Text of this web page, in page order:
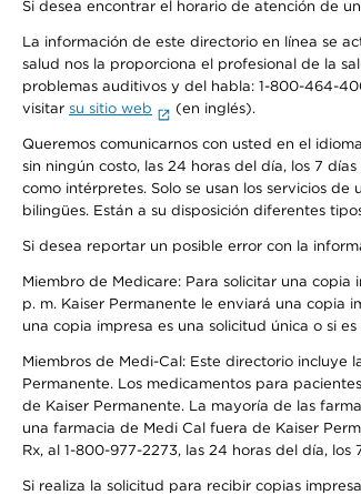
Si desea encontrar el horario de atención de
La información de este directorio en línea se
salud nos la proporciona el profesional de la
problemas auditivos y del habla: 1-800-464-
visitar su sitio web (en inglés).
Queremos comunicarnos con usted en el
sin ningún costo, las 24 horas del día, los 7
como intérpretes. Solo se usan los servicios
bilingües. Están a su disposición diferentes
Si desea reportar un posible error con la
Miembro de Medicare: Para solicitar una
p. m. Kaiser Permanente le enviará una copia
una copia impresa es una solicitud única o si
Miembros de Medi-Cal: Este directorio incluye
Permanente. Los medicamentos para
de Kaiser Permanente. La mayoría de las
una farmacia de Medi Cal fuera de Kaiser
Rx, al 1-800-977-2273, las 24 horas del día, los
Si realiza la solicitud para recibir copias